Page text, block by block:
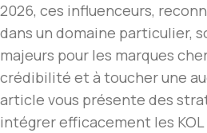
2026, ces influenceurs,
dans un domaine particulier,
majeurs pour les marques
crédibilité et à toucher une
article vous présente des
intégrer efficacement les